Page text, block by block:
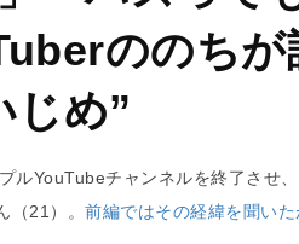
ののちが
じめ”
ルYouTubeチャンネルを終了させ
（21）。 前編ではその経緯を聞いた